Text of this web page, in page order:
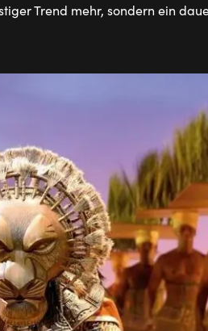
Trend mehr, sondern ein